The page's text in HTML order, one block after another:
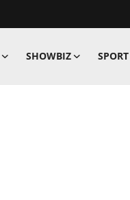
SHOWBIZ SPORT